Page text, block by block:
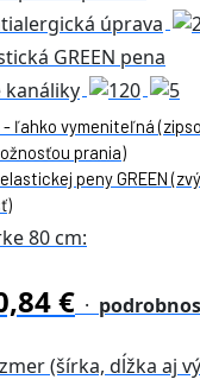
ľahko vymeniteľná
prania)
peny GREEN
80 cm:
€ ·
(šírka, dĺžka aj